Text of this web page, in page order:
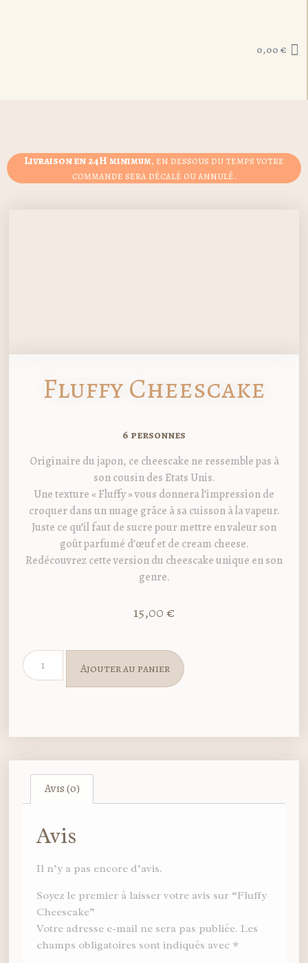
0,00€
Livraison en 24H minimum, en dessous du temps votre
commande sera décalé ou annulé.
Fluffy Cheescake
6 personnes
Originaire du japon, ce cheescake ne ressemble pas à
son cousin des Etats Unis.
Une texture « Fluffy » vous donnera l’impression de
croquer dans un nuage grâce à sa cuisson à la vapeur.
Juste ce qu’il faut de sucre pour mettre en valeur son
goût parfumé d’œuf et de cream cheese.
Redécouvrez cette version du cheescake unique en son
genre.
15,00€
Ajouter au panier
Avis (0)
Avis
Il n’y a pas encore d’avis.
Soyez le premier à laisser votre avis sur “Fluffy
Cheescake”
Votre adresse e-mail ne sera pas publiée. Les
champs obligatoires sont indiqués avec *